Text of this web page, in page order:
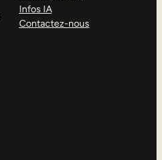
Infos IA
Contactez-nous